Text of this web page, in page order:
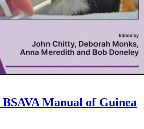
BSAVA Manual of Guinea